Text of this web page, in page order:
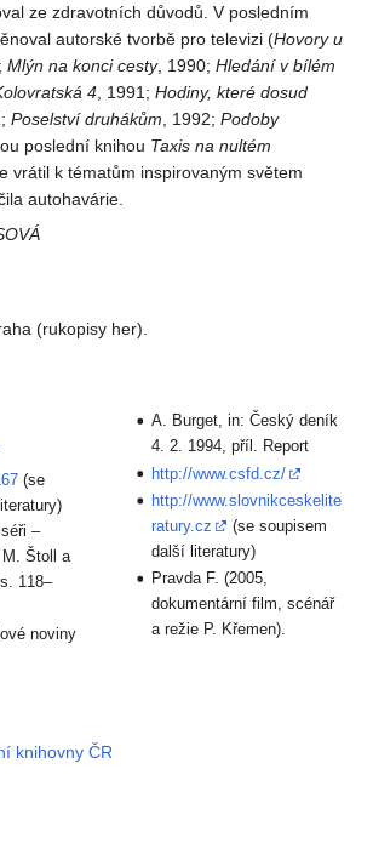
ze zdravotních důvodů. V posledním
autorské tvorbě pro televizi (Hovory u
Mlýn na konci cesty, 1990; Hledání v bílém
4 , 1991; Hodiny, které dosud
Poselství druhákům , 1992; Podoby
poslední knihou Taxis na nultém
vrátil k tématům inspirovaným světem
autohavárie.
(rukopisy her).
(se
–
Štoll a
118–
noviny
A. Burget, in: Český deník
4. 2. 1994, příl. Report
http://www.csfd.cz/
http://www.slovnikceskelite
ratury.cz
(se soupisem
další literatury)
Pravda F. (2005,
dokumentární film, scénář
a režie P. Křemen).
knihovny ČR